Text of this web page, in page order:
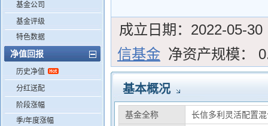
基金公司
基金评级
特色数据
净值回报
历史净值
分红送配
阶段涨幅
季/年度涨幅
成立日期： 2022-05-30
信基金 净资产规模：
基本概况
基金全称
长信多利灵活配置